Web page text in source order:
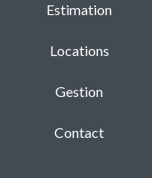
Estimation
Locations
Gestion
Contact